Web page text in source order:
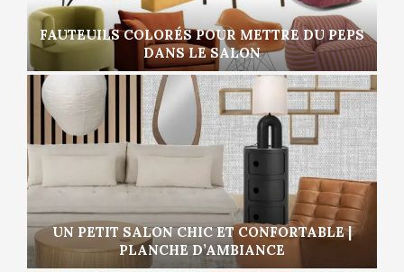
FAUTEUILS COLORÉS POUR METTRE DU PEPS
DANS LE SALON
UN PETIT SALON CHIC ET CONFORTABLE |
PLANCHE D’AMBIANCE